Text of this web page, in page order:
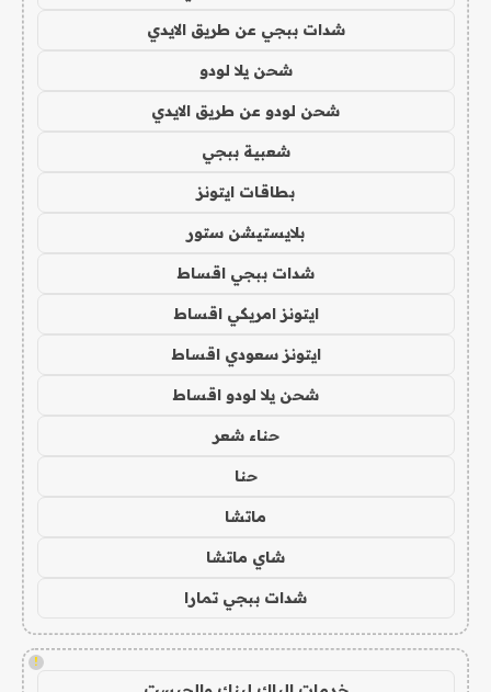
شدات ببجي عن طريق الايدي
شحن يلا لودو
شحن لودو عن طريق الايدي
شعبية ببجي
بطاقات ايتونز
بلايستيشن ستور
شدات ببجي اقساط
ايتونز امريكي اقساط
ايتونز سعودي اقساط
شحن يلا لودو اقساط
حناء شعر
حنا
ماتشا
شاي ماتشا
شدات ببجي تمارا
!